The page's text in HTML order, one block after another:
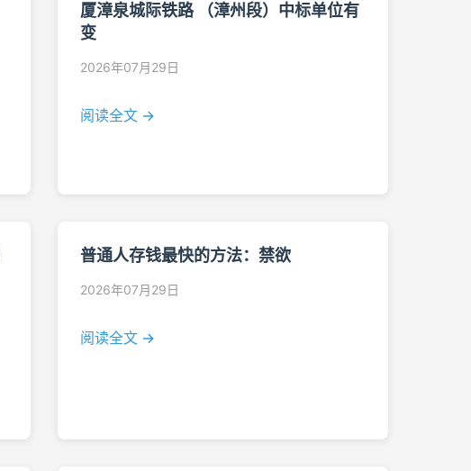
厦漳泉城际铁路 （漳州段）中标单位有
变
2026年07月29日
阅读全文 →
普通人存钱最快的方法：禁欲
2026年07月29日
阅读全文 →